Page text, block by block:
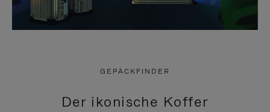
GEPÄCKFINDER
Der ikonische Koffer